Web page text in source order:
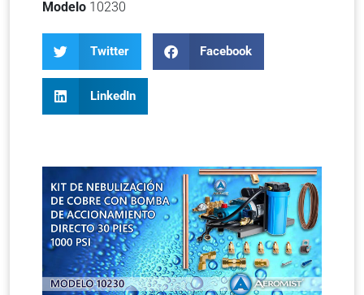
Modelo 10230
Twitter Facebook
LinkedIn